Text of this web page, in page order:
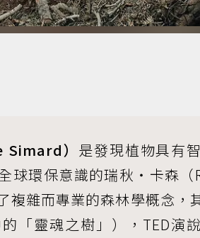
） 是發現植物具有
球環保意識的瑞秋‧卡森（
複雜而專業的森林學概念，
「靈魂之樹」），TED演